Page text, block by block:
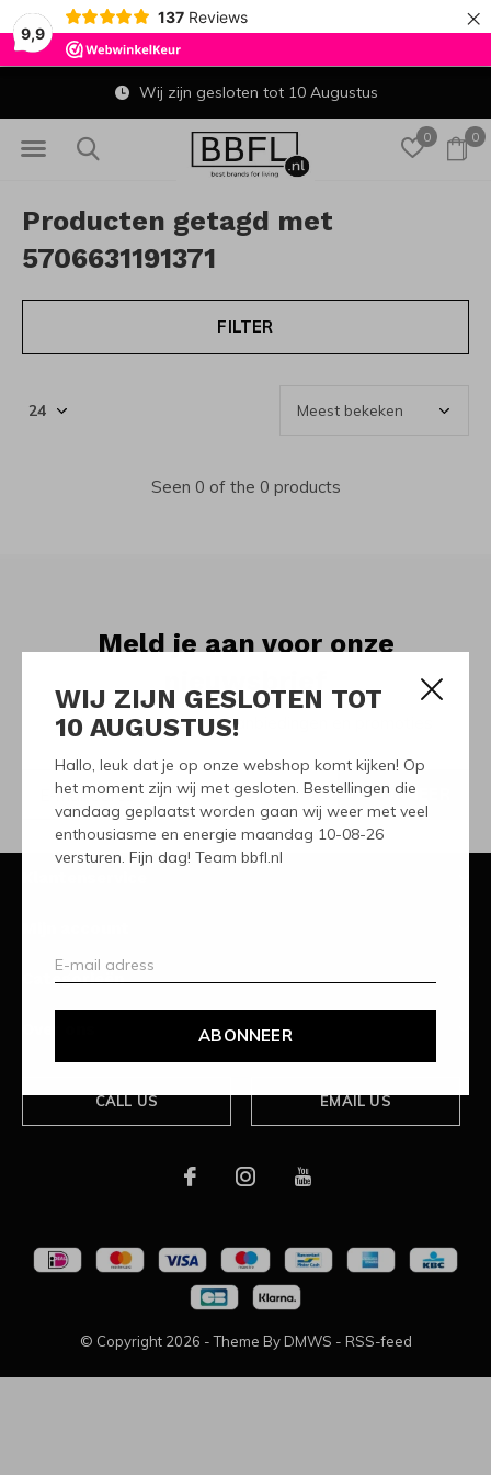
9,9
137 Reviews ×
WIJ ZIJN GESLOTEN TOT
10 AUGUSTUS!
Hallo, leuk dat je op onze webshop komt kijken! Op
het moment zijn wij met gesloten. Bestellingen die
vandaag geplaatst worden gaan wij weer met veel
enthousiasme en energie maandag 10-08-26
versturen. Fijn dag! Team bbfl.nl
ABONNEER
0 0
Wij zijn gesloten tot 10 Augustus
Producten getagd met
5706631191371
FILTER
Seen 0 of the 0 products
Meld je aan voor onze
Ontvang de nieuwste aanbiedingen en promoties
ABONNEER
Categorieën
CALL US EMAIL US
© Copyright 2026 - Theme By DMWS - RSS-feed